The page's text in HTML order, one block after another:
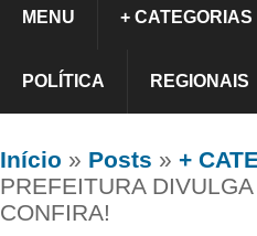
MENU + CATEGORIAS
POLÍTICA REGIONAIS
Início » Posts » +
PREFEITURA
CONFIRA!